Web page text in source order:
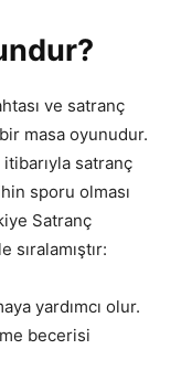
ve satranç
masa oyunudur.
itibarıyla satranç
sporu olması
Satranç
sıralamıştır:
yardımcı olur.
becerisi